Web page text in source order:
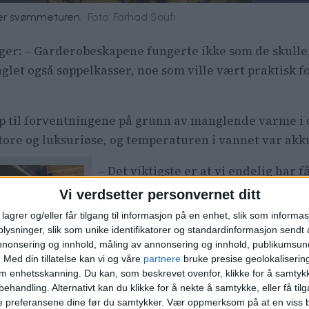
Vi verdsetter personvernet ditt
og/eller får tilgang til informasjon på en enhet, slik som
slik som unike identifikatorer og standardinformasjon sendt
og innhold, måling av annonsering og innhold,
Med din tillatelse kan vi og våre partnere bruke presise
enhetsskanning. Du kan, som beskrevet ovenfor, klikke for å
Alternativt kan du klikke for å nekte å samtykke, eller få
preferansene dine før du samtykker. Vær oppmerksom på at en viss
svømmeturen. Foto: Farhad Soufi
– Garderobeskapene fungerte ikke som de
også søppelkasser, noe som ville vært praktisk
til forventningene på grunn av manglende varme i
og luksuriøse, og temperaturen i vannet var
får
– Det viktigste er at vi endelig har
som ser frem til å bruke
Luksus med nytt
Også Inger (69) fikk en svært
av Oslos svømmehaller, fremhever
favoritt. Det store vinduet som